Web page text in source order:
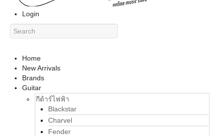
Login
Home
New Arrivals
Brands
Guitar
กีต้าร์ไฟฟ้า
Blackstar
Charvel
Fender